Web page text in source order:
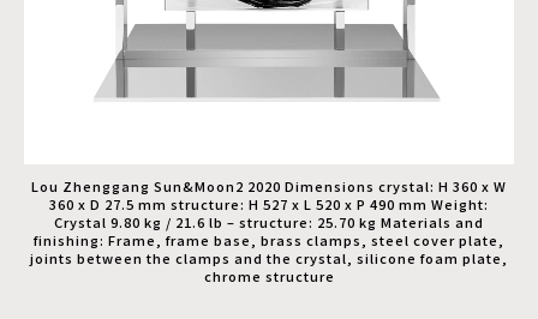
Lou Zhenggang Sun&Moon2 2020 Dimensions crystal: H 360 x W
360 x D 27.5 mm structure: H 527 x L 520 x P 490 mm Weight:
Crystal 9.80 kg / 21.6 lb – structure: 25.70 kg Materials and
finishing: Frame, frame base, brass clamps, steel cover plate,
joints between the clamps and the crystal, silicone foam plate,
chrome structure